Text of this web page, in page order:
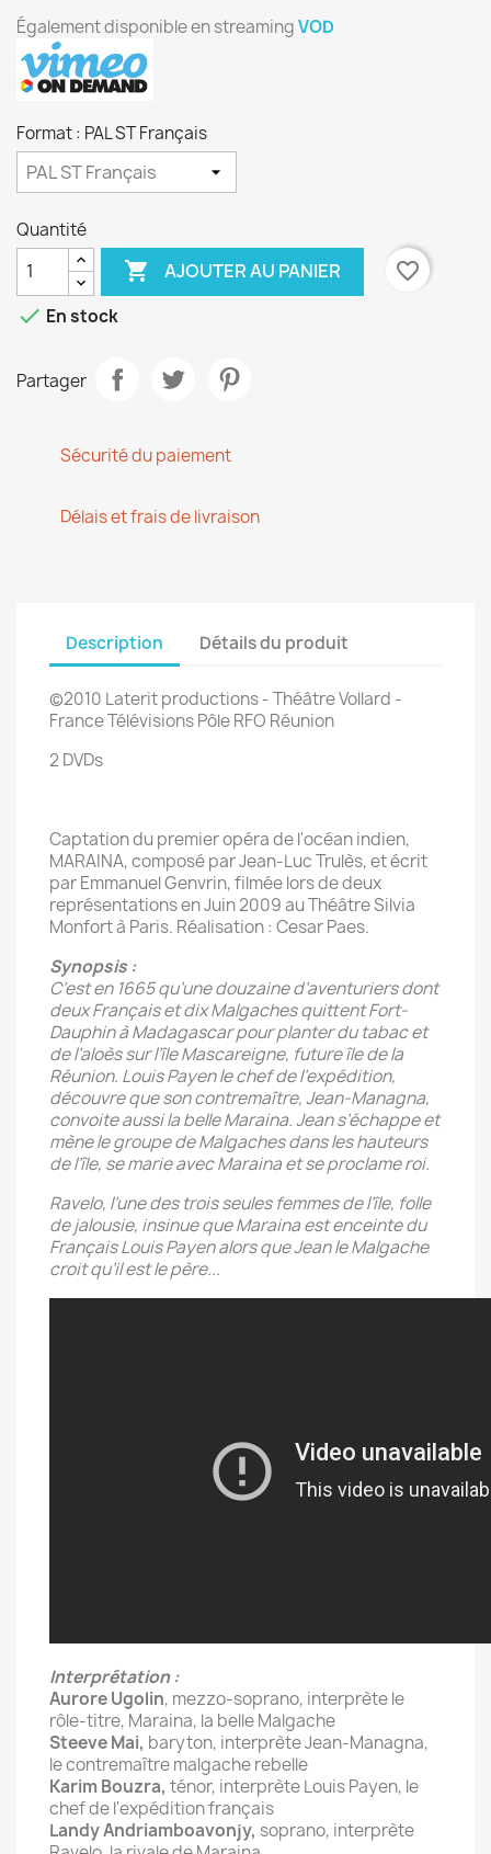
Également disponible en streamingVOD
Format : PAL ST Français
Quantité
 AJOUTER AU PANIER
favorite_border
 En stock
Partager
Sécurité du paiement
Délais et frais de livraison
Description Détails du produit
©2010 Laterit productions- Théâtre Vollard -
France Télévisions Pôle RFO Réunion
2 DVDs
Captation du premier opéra de l'océan indien,
MARAINA, composé par Jean-Luc Trulès, et écrit
par Emmanuel Genvrin, filmée lors de deux
représentations en Juin 2009 au Théâtre Silvia
Monfort à Paris. Réalisation : Cesar Paes.
Synopsis :
C’est en 1665 qu’une douzaine d’aventuriers dont
deux Français et dix Malgaches quittent Fort-
Dauphin à Madagascar pour planter du tabac et
de l’aloès sur l’île Mascareigne, future île de la
Réunion. Louis Payen le chef de l’expédition,
découvre que son contremaître, Jean-Managna,
convoite aussi la belle Maraina. Jean s’échappe et
mène le groupe de Malgaches dans les hauteurs
de l’île, se marie avec Maraina et se proclame roi.
Ravelo, l’une des trois seules femmes de l’île, folle
de jalousie, insinue que Maraina est enceinte du
Français Louis Payen alors que Jean le Malgache
croit qu’il est le père...
Interprétation :
Aurore Ugolin, mezzo-soprano, interprète le
rôle-titre, Maraina, la belle Malgache
Steeve Mai, baryton, interprète Jean-Managna,
le contremaître malgache rebelle
Karim Bouzra, ténor, interprète Louis Payen, le
chef de l'expédition français
Landy Andriamboavonjy, soprano, interprète